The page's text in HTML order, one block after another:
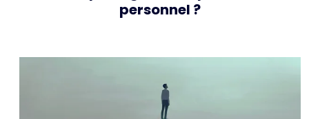
personnel ?